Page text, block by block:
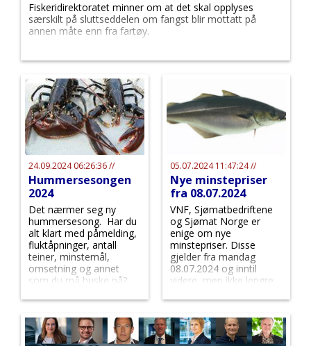
Fiskeridirektoratet minner om at det skal opplyses
særskilt på sluttseddelen om fangst blir mottatt på
annen måte enn fra fartøy.
24.09.2024 06:26:36 //
Hummersesongen
2024
Det nærmer seg ny
hummersesong. Har du
alt klart med påmelding,
fluktåpninger, antall
teiner, minstemål,
omsetning og annet
som du må huske på?
05.07.2024 11:47:24 //
Nye minstepriser
fra 08.07.2024
VNF, Sjømatbedriftene
og Sjømat Norge er
enige om nye
minstepriser. Disse
gjelder fra mandag
08.07.2024 og inntil
videre, men ikke lengre